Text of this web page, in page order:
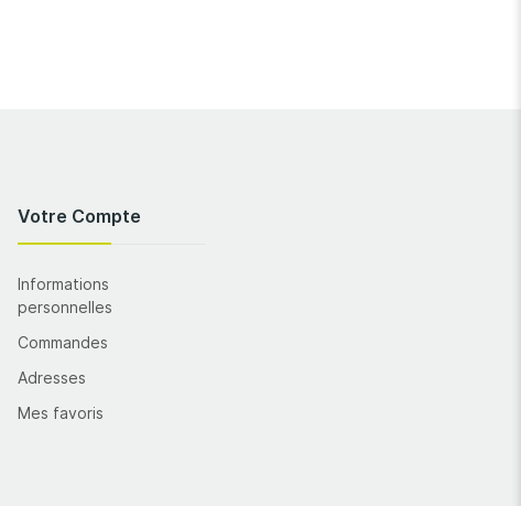
Votre Compte
Informations
personnelles
Commandes
Adresses
Mes favoris